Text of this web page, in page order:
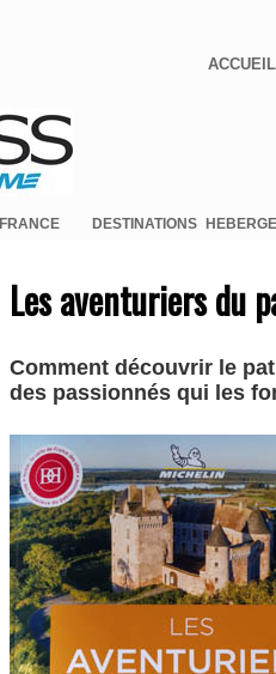
ACCUEIL
FRANCE DESTINATIONS
Les aventuriers du
Comment découvrir le
des passionnés qui les